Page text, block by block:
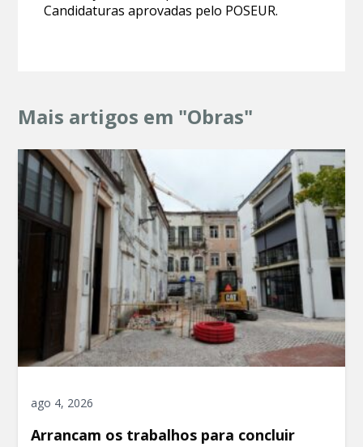
Candidaturas aprovadas pelo POSEUR.
Mais artigos em "Obras"
ago 4, 2026
Arrancam os trabalhos para concluir